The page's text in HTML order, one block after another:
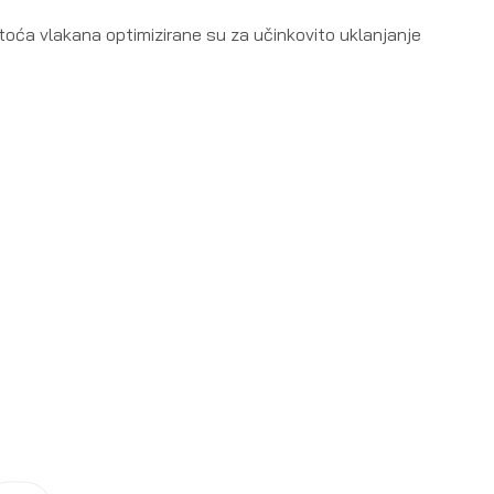
vlakana optimizirane su za učinkovito uklanjanje